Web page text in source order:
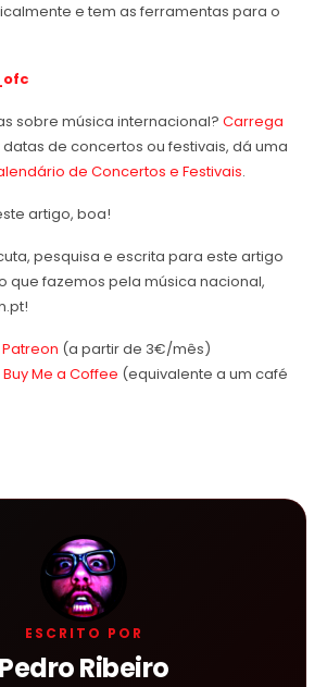
e tem as ferramentas para o
sobre música internacional? Carrega
datas de concertos ou festivais, dá uma
de Concertos e Festivais.
artigo, boa!
pesquisa e escrita para este artigo
que fazemos pela música nacional,
(a partir de 3€/mês)
Me a Coffee (equivalente a um café
ESCRITO POR
Pedro Ribeiro